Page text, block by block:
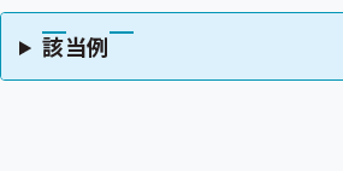
該当例